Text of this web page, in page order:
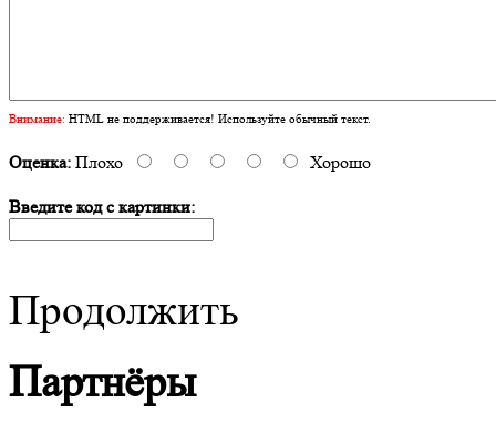
Внимание: HTML не поддерживается! Используйте обычный текст.
Оценка: Плохо Хорошо
Введите код с картинки:
Продолжить
Партнёры